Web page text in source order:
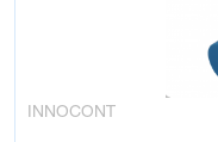
INNOCONT